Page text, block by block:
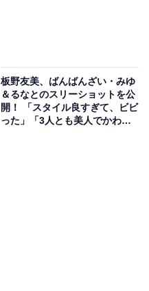
板野友美、ばんばんざい・みゆ
＆るなとのスリーショットを公
開！ 「スタイル良すぎて、ビビ
った」「3人とも美人でかわい